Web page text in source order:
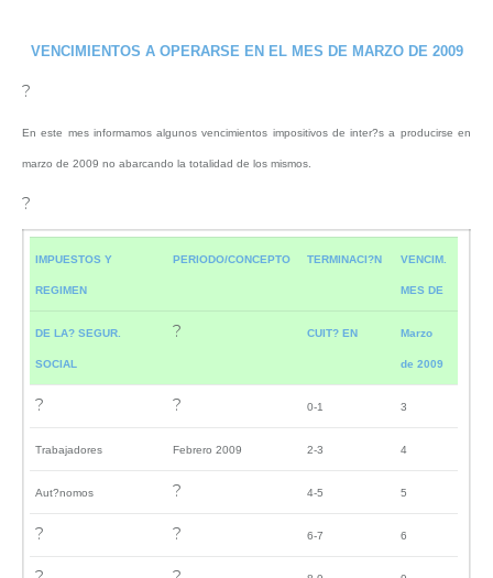
VENCIMIENTOS A OPERARSE EN EL MES DE MARZO DE 2009
?
En este mes informamos algunos vencimientos impositivos de inter?s a producirse en
marzo de 2009 no abarcando la totalidad de los mismos.
?
IMPUESTOS Y
REGIMEN
PERIODO/CONCEPTO TERMINACI?N VENCIM.
MES DE
DE LA? SEGUR.
SOCIAL
? CUIT? EN Marzo
de 2009
? ? 0-1 3
Trabajadores Febrero 2009 2-3 4
Aut?nomos ? 4-5 5
? ? 6-7 6